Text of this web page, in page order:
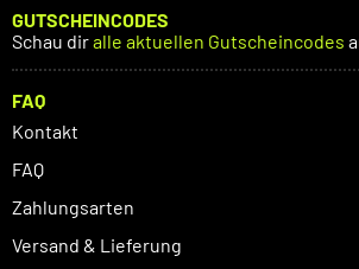
GUTSCHEINCODES
Schau diralle aktuellen Gutscheincodes
FAQ
Kontakt
FAQ
Zahlungsarten
Versand & Lieferung